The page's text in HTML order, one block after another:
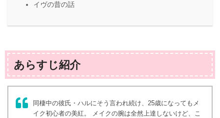
イヴの昔の話
あらすじ紹介
同棲中の彼氏・ハルにそう言われ続け、25歳になってもメ
イク初心者の美紅。 メイクの腕は全然上達しないけど、こ